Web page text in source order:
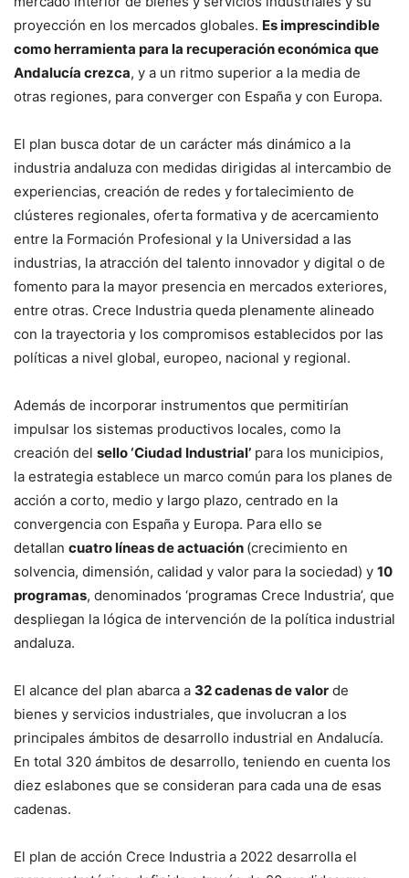
proyección en los mercados globales. Es imprescindible
como herramienta para la recuperación económica que
Andalucía crezca, y a un ritmo superior a la media de
otras regiones, para converger con España y con Europa.
El plan busca dotar de un carácter más dinámico a la
industria andaluza con medidas dirigidas al intercambio de
experiencias, creación de redes y fortalecimiento de
clústeres regionales, oferta formativa y de acercamiento
entre la Formación Profesional y la Universidad a las
industrias, la atracción del talento innovador y digital o de
fomento para la mayor presencia en mercados exteriores,
entre otras. Crece Industria queda plenamente alineado
con la trayectoria y los compromisos establecidos por las
políticas a nivel global, europeo, nacional y regional.
Además de incorporar instrumentos que permitirían
impulsar los sistemas productivos locales, como la
creación del sello ‘Ciudad Industrial’ para los municipios,
la estrategia establece un marco común para los planes de
acción a corto, medio y largo plazo, centrado en la
convergencia con España y Europa. Para ello se
detallan cuatro líneas de actuación (crecimiento en
solvencia, dimensión, calidad y valor para la sociedad) y 10
programas, denominados ‘programas Crece Industria’, que
despliegan la lógica de intervención de la política industrial
andaluza.
El alcance del plan abarca a 32 cadenas de valor de
bienes y servicios industriales, que involucran a los
principales ámbitos de desarrollo industrial en Andalucía.
En total 320 ámbitos de desarrollo, teniendo en cuenta los
diez eslabones que se consideran para cada una de esas
cadenas.
El plan de acción Crece Industria a 2022 desarrolla el